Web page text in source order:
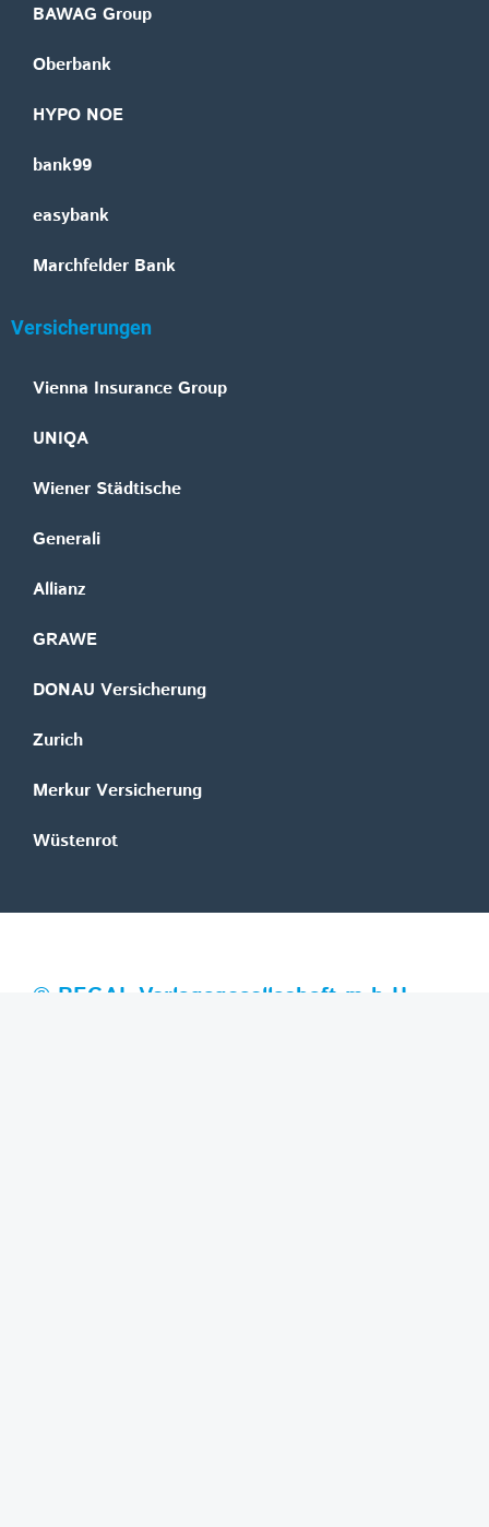
BAWAG Group
Oberbank
HYPO NOE
bank99
easybank
Marchfelder Bank
Versicherungen
Vienna Insurance Group
UNIQA
Wiener Städtische
Generali
Allianz
GRAWE
DONAU Versicherung
Zurich
Merkur Versicherung
Wüstenrot
© REGAL Verlagsgesellschaft m.b.H.